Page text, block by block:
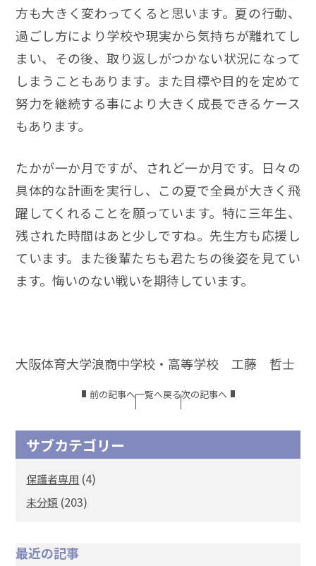
方も大きく変わってくると思います。夏の行動、
過ごし方により学校や現実から気持ちが離れてし
まい、その後、取り返しがつかない状況になって
しまうこともあります。また目標や目的を定めて
努力を継続する事により大きく成長できるケース
もあります。
たかが一か月ですが、されど一か月です。日々の
具体的な計画を実行し、この夏で全員が大きく飛
躍してくれることを願っています。特に三年生、
残された時間はあと少しですね。先生方も応援し
ています。また後輩たちも君たちの後姿を見てい
ます。悔いのない戦いを期待しています。
大阪体育大学浪商中学校・高等学校 工藤 哲士
前の記事へ一覧へ戻る次の記事へ
サブカテゴリー
保護者専用 (4)
未分類 (203)
最近の記事